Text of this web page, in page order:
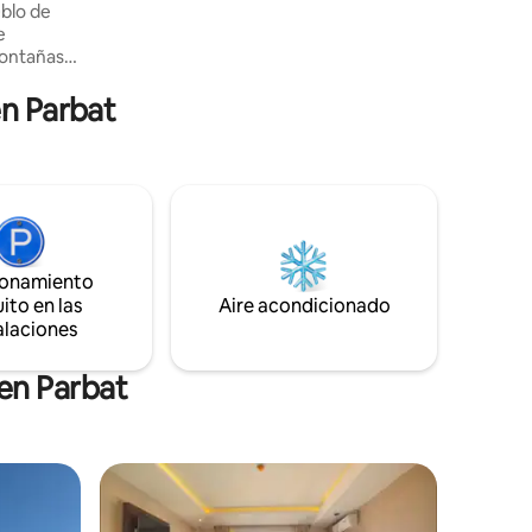
de
Parbat
en las
Aire acondicionado
Parbat